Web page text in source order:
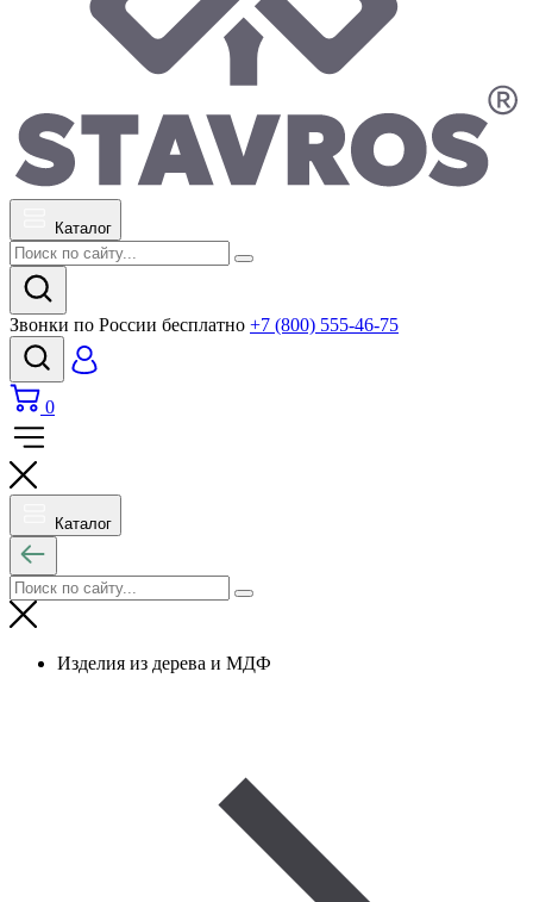
Каталог
Звонки по России бесплатно +7 (800) 555-46-75
0
Каталог
Изделия из дерева и МДФ